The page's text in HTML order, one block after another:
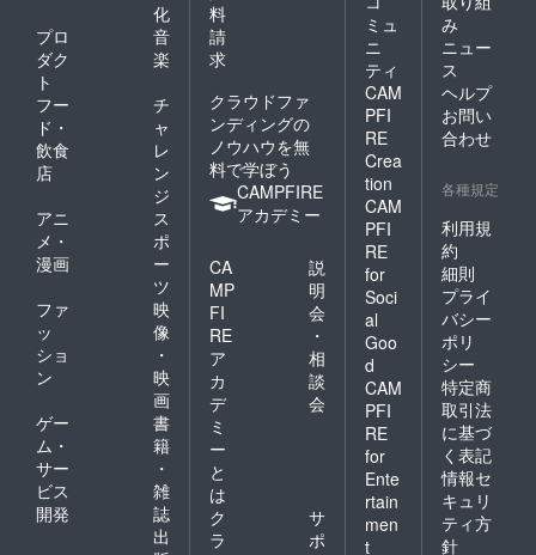
化
プロ
ダク
ト
音
楽
フー
ド・
飲食
店
チ
ャ
レ
ン
ジ
アニ
メ・
漫画
ス
ポ
ー
ツ
ファ
ッ
ショ
ン
映
像
・
映
画
ゲー
ム・
サー
ビス
開発
書
籍
・
雑
誌
出
料
請
求
クラウドファ
ンディングの
ノウハウを無
料で学ぼう
CAMPFIRE
アカデミー
CA
MP
FI
RE
ア
カ
デ
ミ
ー
と
は
説
明
会
・
相
談
会
ク
ラ
サ
ポ
ミュ
ニ
ティ
CAM
PFI
RE
Crea
tion
CAM
PFI
RE
for
Soci
al
Goo
d
CAM
PFI
RE
for
Ente
rtain
men
t
み
ニュー
ス
ヘルプ
お問い
合わせ
各種規定
利用規
約
細則
プライ
バシー
ポリ
シー
特定商
取引法
に基づ
く表記
情報セ
キュリ
ティ方
針